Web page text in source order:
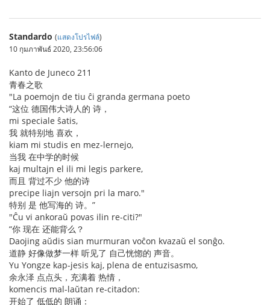
Standardo (แสดงโปรไฟล์)
10 กุมภาพันธ์ 2020, 23:56:06
Kanto de Juneco 211
青春之歌
"La poemojn de tiu ĉi granda germana poeto
“这位 德国伟大诗人的 诗，
mi speciale ŝatis,
我 就特别地 喜欢，
kiam mi studis en mez-lernejo,
当我 在中学的时候
kaj multajn el ili mi legis parkere,
而且 背过不少 他的诗
precipe liajn versojn pri la maro."
特别 是 他写海的 诗。”
"Ĉu vi ankoraŭ povas ilin re-citi?"
“你 现在 还能背么？
Daojing aŭdis sian murmuran voĉon kvazaŭ el sonĝo.
道静 好像做梦一样 听见了 自己恍惚的 声音。
Yu Yongze kap-jesis kaj, plena de entuzisasmo,
余永泽 点点头，充满着 热情，
komencis mal-laŭtan re-citadon:
开始了 低低的 朗诵：